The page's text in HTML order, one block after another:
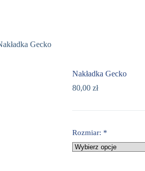
Gecko
Nakładka Gecko
80,00 zł
Rozmiar: *